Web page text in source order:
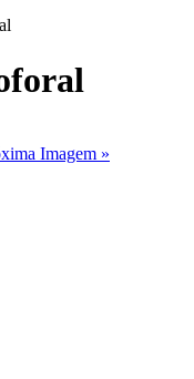
Imagem »